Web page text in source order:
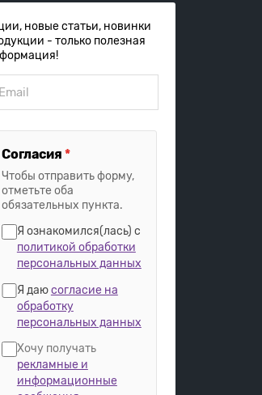
новые статьи, новинки
- только полезная
Согласия *
Чтобы отправить форму,
отметьте оба
обязательных пункта.
Я ознакомился(лась) с
политикой обработки
персональных данных
Я даюсогласие на
обработку
персональных данных
Хочу получать
рекламные и
информационные